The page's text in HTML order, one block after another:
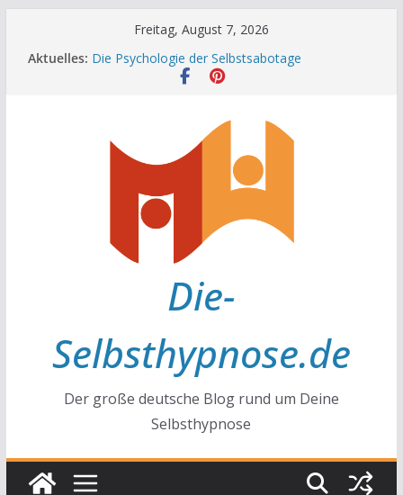
Freitag, August 7, 2026
Aktuelles: Die Psychologie der Selbstsabotage
Die Wissenschaft hinter Neugier und Kreativität
Die Wissenschaft der Gewohnheiten
Achtsamkeit im Alltag
Die-
Selbsthypnose.de
Der große deutsche Blog rund um Deine
Selbsthypnose